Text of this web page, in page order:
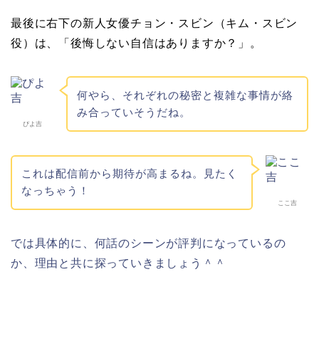
最後に右下の新人女優チョン・スビン（キム・スビン
役）は、「後悔しない自信はありますか？」。
ぴよ吉
何やら、それぞれの秘密と複雑な事情が絡
み合っていそうだね。
ここ吉
これは配信前から期待が高まるね。見たく
なっちゃう！
では具体的に、何話のシーンが評判になっているの
か、理由と共に探っていきましょう＾＾